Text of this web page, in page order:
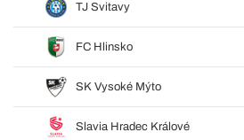
TJ Svitavy
FC Hlinsko
SK Vysoké Mýto
Slavia Hradec Králové